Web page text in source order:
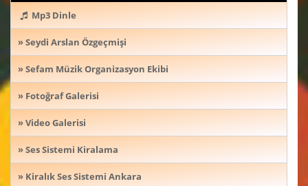
Mp3 Dinle
» Seydi Arslan Özgeçmişi
» Sefam Müzik Organizasyon Ekibi
» Fotoğraf Galerisi
» Video Galerisi
» Ses Sistemi Kiralama
» Kiralık Ses Sistemi Ankara